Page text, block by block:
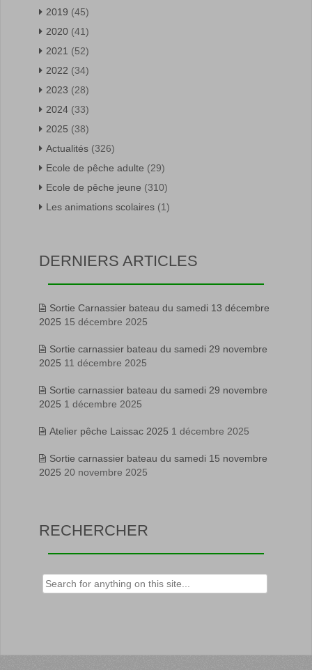
2019 (45)
2020 (41)
2021 (52)
2022 (34)
2023 (28)
2024 (33)
2025 (38)
Actualités (326)
Ecole de pêche adulte (29)
Ecole de pêche jeune (310)
Les animations scolaires (1)
DERNIERS ARTICLES
Sortie Carnassier bateau du samedi 13 décembre
2025 15 décembre 2025
Sortie carnassier bateau du samedi 29 novembre
2025 11 décembre 2025
Sortie carnassier bateau du samedi 29 novembre
2025 1 décembre 2025
Atelier pêche Laissac 2025 1 décembre 2025
Sortie carnassier bateau du samedi 15 novembre
2025 20 novembre 2025
RECHERCHER
Rechercher :